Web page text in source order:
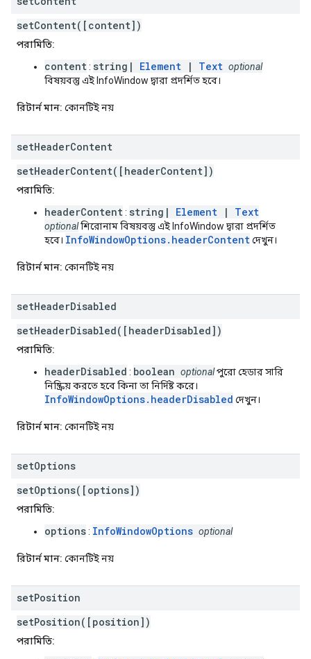
setContent([content])
পরামিতি:
content: string| Element | Text optional
বিষয়বস্তু এই InfoWindow দ্বারা প্রদর্শিত হবে।
রিটার্ন মান: কোনটিই নয়
setHeaderContent
setHeaderContent([headerContent])
পরামিতি:
headerContent: string| Element | Text
optionalশিরোনাম বিষয়বস্তু এই InfoWindow দ্বারা প্রদর্শিত
হবে। InfoWindowOptions.headerContentদেখুন।
রিটার্ন মান: কোনটিই নয়
setHeaderDisabled
setHeaderDisabled([headerDisabled])
পরামিতি:
headerDisabled : boolean optionalপুরো হেডার সারি
নিষ্ক্রিয় করতে হবে কিনা তা নির্দিষ্ট করে।
InfoWindowOptions.headerDisabled দেখুন।
রিটার্ন মান: কোনটিই নয়
setOptions
setOptions([options])
পরামিতি:
options: InfoWindowOptions optional
রিটার্ন মান: কোনটিই নয়
setPosition
setPosition([position])
পরামিতি: